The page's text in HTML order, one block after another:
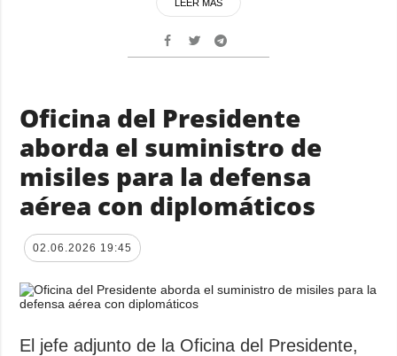
LEER MÁS
Oficina del Presidente
aborda el suministro de
misiles para la defensa
aérea con diplomáticos
02.06.2026 19:45
El jefe adjunto de la Oficina del Presidente,